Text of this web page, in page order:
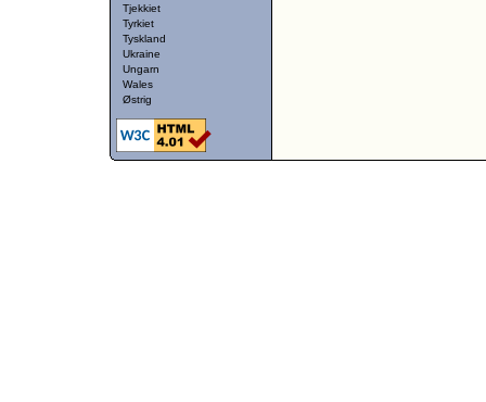
Tjekkiet
Tyrkiet
Tyskland
Ukraine
Ungarn
Wales
Østrig